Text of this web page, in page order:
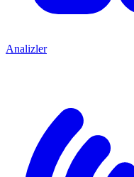
Analizler